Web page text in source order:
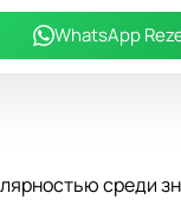
WhatsApp
среди